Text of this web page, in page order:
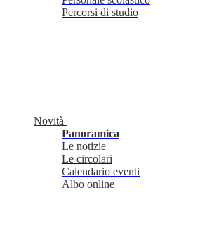
Percorsi di studio
Novità
Panoramica
Le notizie
Le circolari
Calendario eventi
Albo online